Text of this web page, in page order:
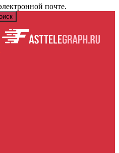
почте.